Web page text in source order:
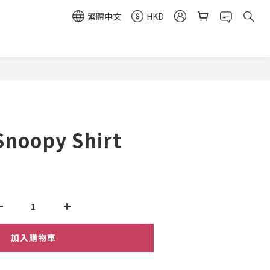
繁體中文 HKD
Shirt
加入購物車